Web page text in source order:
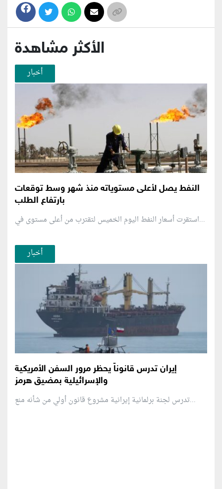
الأكثر مشاهدة
أخبار
النفط يصل لأعلى مستوياته منذ شهر وسط توقعات
بارتفاع الطلب
استقرت أسعار النفط اليوم الخميس لتقترب من أعلى مستوى في...
أخبار
إيران تدرس قانوناً يحظر مرور السفن الأمريكية
والإسرائيلية بمضيق هرمز
تدرس لجنة برلمانية إيرانية مشروع قانون ⁠أولي من شأنه منع...